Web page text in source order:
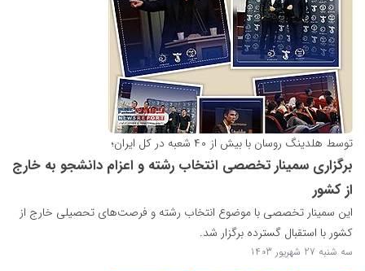
توسط هلدینگ روسان با بیش از ۴۰ شعبه در کل ایران؛
برگزاری سمینار تخصصی انتخاب رشته و اعزام دانشجو به خارج
از کشور
این سمینار تخصصی با موضوع انتخاب رشته و فرصت‌های تحصیلی خارج از
کشور با استقبال گسترده برگزار شد.
سه شنبه 27 شهریور 1403